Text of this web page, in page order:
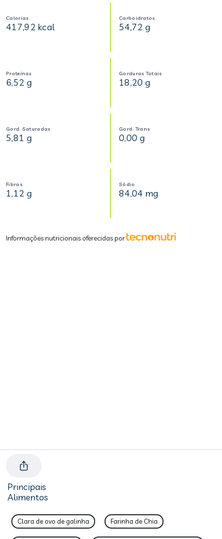
Calorias
417,92 kcal
Carboidratos
54,72 g
Proteínas
6,52 g
Gorduras Totais
18,20 g
Gord. Saturadas
5,81 g
Gord. Trans
0,00 g
Fibras
1,12 g
Sódio
84,04 mg
Informações nutricionais oferecidas por
Principais
Alimentos
Clara de ovo de galinha Farinha de Chia